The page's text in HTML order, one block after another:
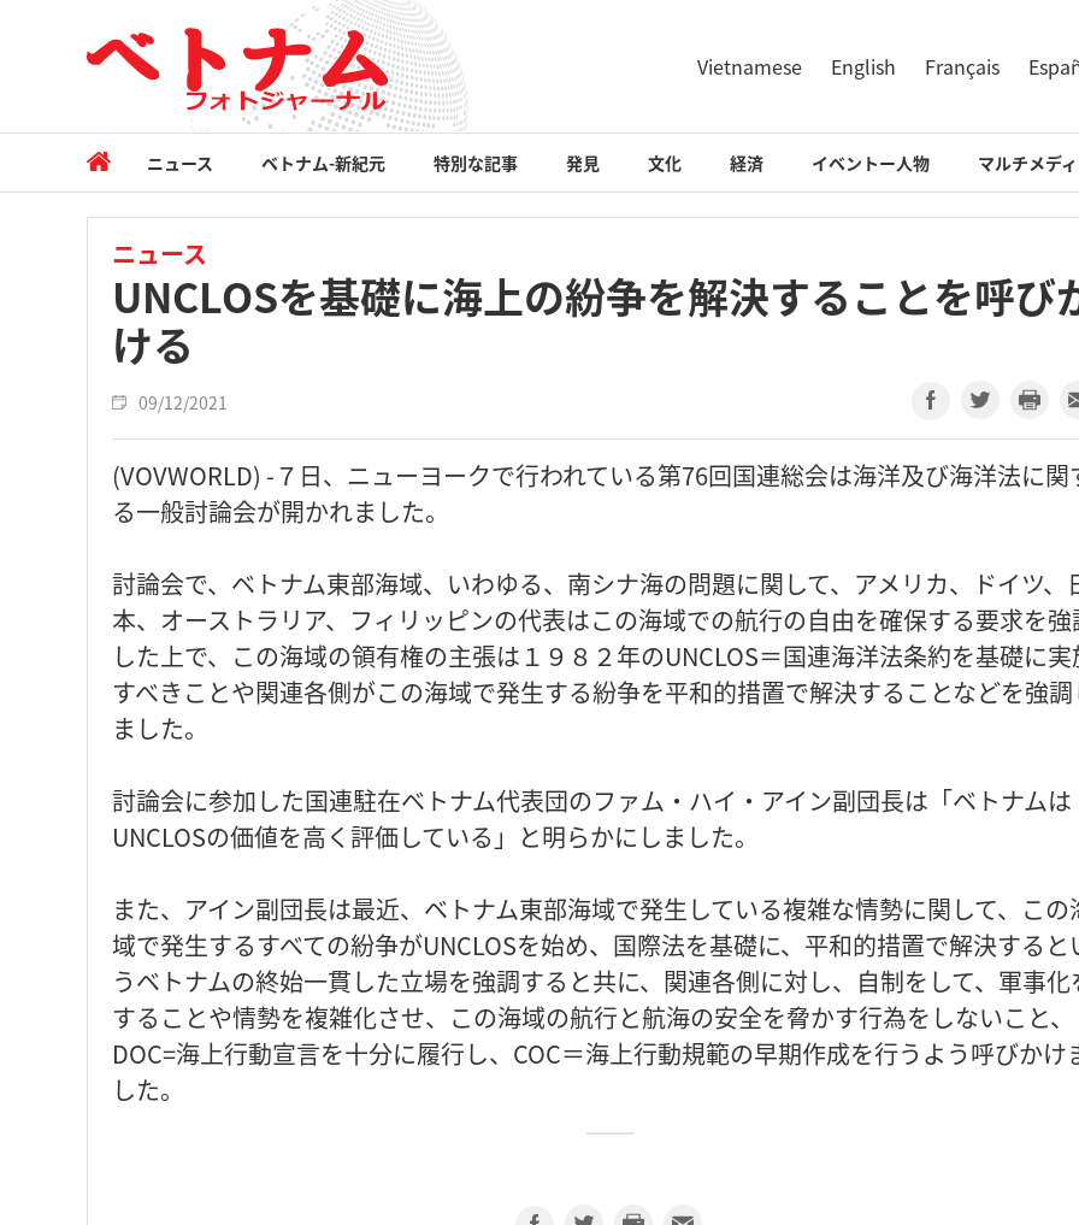
Vietnamese English Français
ニュース ベトナム-新紀元 特別な記事 発見 文化 経済 イベントー人物 マルチメデ
ニュース
UNCLOSを基礎に海上の紛争を解決することを呼び
ける
09/12/2021
(VOVWORLD) -７日、ニューヨークで行われている第76回国連総会は海洋及び海洋法に関
る一般討論会が開かれました。
討論会で、ベトナム東部海域、いわゆる、南シナ海の問題に関して、アメリカ、ドイツ、
本、オーストラリア、フィリッピンの代表はこの海域での航行の自由を確保する要求を強
した上で、この海域の領有権の主張は１９８２年のUNCLOS＝国連海洋法条約を基礎に実
すべきことや関連各側がこの海域で発生する紛争を平和的措置で解決することなどを強
ました。
討論会に参加した国連駐在ベトナム代表団のファム・ハイ・アイン副団長は「ベトナムは
UNCLOSの価値を高く評価している」と明らかにしました。
また、アイン副団長は最近、ベトナム東部海域で発生している複雑な情勢に関して、この
域で発生するすべての紛争がUNCLOSを始め、国際法を基礎に、平和的措置で解決すると
うベトナムの終始一貫した立場を強調すると共に、関連各側に対し、自制をして、軍事化
することや情勢を複雑化させ、この海域の航行と航海の安全を脅かす行為をしないこと、
DOC=海上行動宣言を十分に履行し、COC＝海上行動規範の早期作成を行うよう呼びかけ
した。